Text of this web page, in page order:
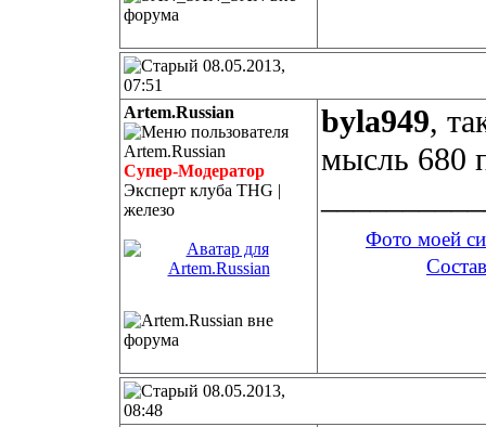
08.05.2013,
07:51
Artem.Russian
Супер-Модератор
Эксперт клуба THG |
железо
byla949,
мысль 680
Фото моей
08.05.2013,
08:48